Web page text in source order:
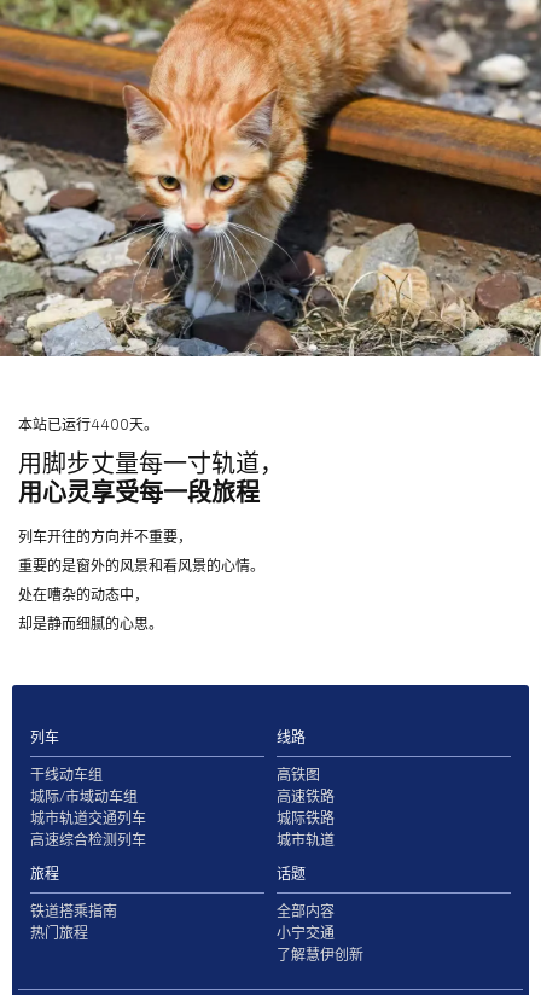
本站已运行4400天。
用脚步丈量每一寸轨道，
用心灵享受每一段旅程
列车开往的方向并不重要，
重要的是窗外的风景和看风景的心情。
处在嘈杂的动态中，
却是静而细腻的心思。
列车
干线动车组
城际/市域动车组
城市轨道交通列车
高速综合检测列车
线路
高铁图
高速铁路
城际铁路
城市轨道
旅程
铁道搭乘指南
热门旅程
话题
全部内容
小宁交通
了解慧伊创新